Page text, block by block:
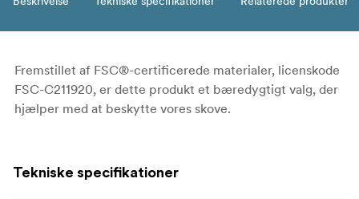
Fremstillet af FSC®-certificerede materialer, licenskode
FSC-C211920, er dette produkt et bæredygtigt valg, der
hjælper med at beskytte vores skove.
Tekniske specifikationer